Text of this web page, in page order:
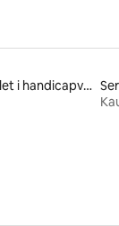
Huse med toilet i handicapvenlig højde til leje